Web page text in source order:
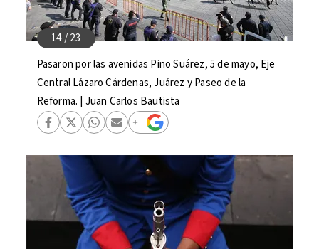
Pasaron por las avenidas Pino Suárez, 5 de mayo, Eje
Central Lázaro Cárdenas, Juárez y Paseo de la
Reforma. | Juan Carlos Bautista